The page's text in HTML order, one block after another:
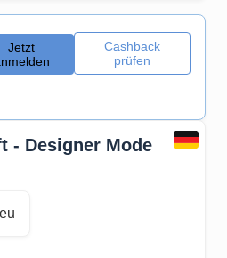
Jetzt
Cashback
prüfen
- Designer Mode